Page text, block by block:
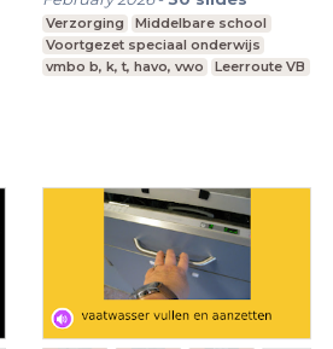
Verzorging
Middelbare school
Voortgezet speciaal onderwijs
vmbo b, k, t, havo, vwo
Leerroute VB